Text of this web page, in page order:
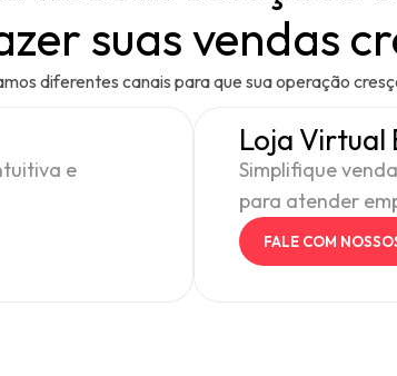
suas vendas
diferentes canais para que sua operação
e
Loja Virtual
Simplifique
para atender
FALE COM